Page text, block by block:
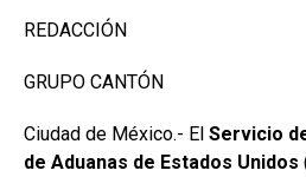
REDACCIÓN
GRUPO CANTÓN
Ciudad de México.- El Servicio
de Aduanas de Estados Unidos